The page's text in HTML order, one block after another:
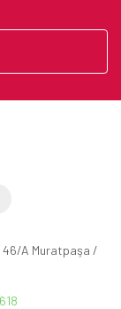
46/A Muratpaşa /